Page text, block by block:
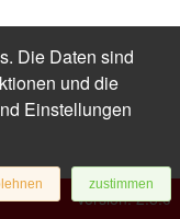
Version: 2.5.0
Die Daten sind
und die
Einstellungen
zustimmen